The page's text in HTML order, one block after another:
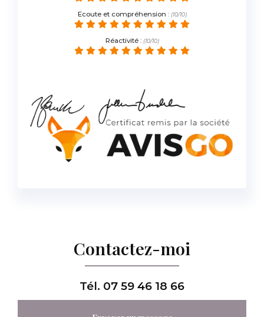
Ecoute et compréhension : (10/10)
Réactivité: (10/10)
Contactez-moi
Tél. 07 59 46 18 66